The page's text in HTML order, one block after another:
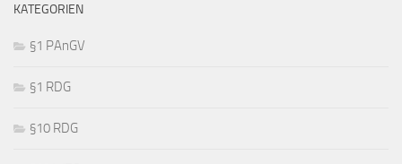
KATEGORIEN
§1 PAnGV
§1 RDG
§10 RDG